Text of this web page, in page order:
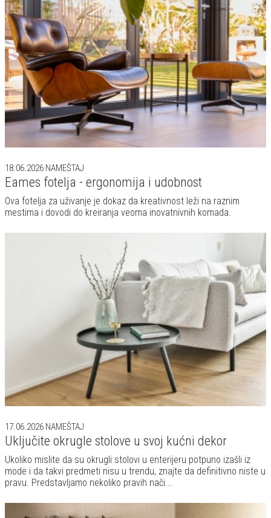
18.06.2026 NAMEŠTAJ
Eames fotelja - ergonomija i udobnost
Ova fotelja za uživanje je dokaz da kreativnost leži na raznim
mestima i dovodi do kreiranja veoma inovatnivnih komada.
17.06.2026 NAMEŠTAJ
Uključite okrugle stolove u svoj kućni dekor
Ukoliko mislite da su okrugli stolovi u enterijeru potpuno izašli iz
mode i da takvi predmeti nisu u trendu, znajte da definitivno niste u
pravu. Predstavljamo nekoliko pravih nači...